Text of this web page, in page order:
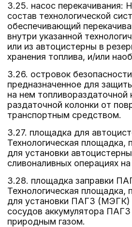
3.25. насос перекачивания:
состав технологической
обеспечивающий
внутри указанной
или из автоцистерны в
хранения топлива, и/или
3.26. островок
предназначенное для
на нем топливораздаточной
раздаточной колонки от
транспортным средством.
3.27. площадка для
Технологическая площадка,
для установки
сливоналивных операциях
3.28. площадка заправки
Технологическая площадка,
для установки ПАГЗ (МЭГК)
сосудов аккумулятора
природным газом.